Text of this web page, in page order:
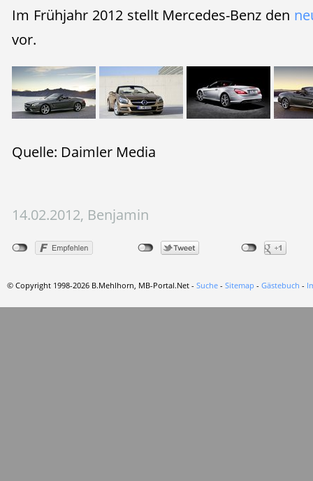
Im Frühjahr 2012 stellt Mercedes-Benz den
vor.
Quelle: Daimler Media
14.02.2012, Benjamin
© Copyright 1998-2026 B.Mehlhorn, MB-Portal.Net - Suche - Sitemap - Gästebuch -